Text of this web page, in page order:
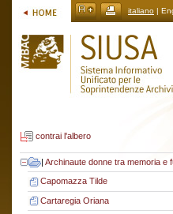
italiano |
contrai l'albero
| Archinaute donne tra memoria e
Capomazza Tilde
Cartaregia Oriana